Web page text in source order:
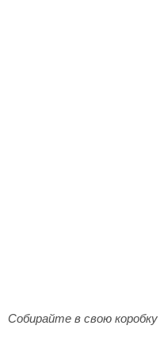
Собирайте в свою